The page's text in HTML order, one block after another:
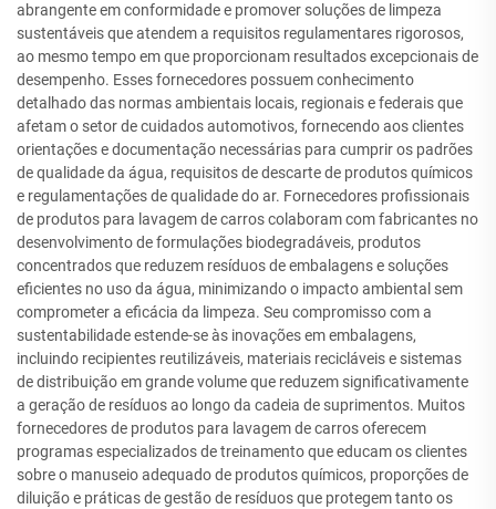
abrangente em conformidade e promover soluções de limpeza
sustentáveis que atendem a requisitos regulamentares rigorosos,
ao mesmo tempo em que proporcionam resultados excepcionais de
desempenho. Esses fornecedores possuem conhecimento
detalhado das normas ambientais locais, regionais e federais que
afetam o setor de cuidados automotivos, fornecendo aos clientes
orientações e documentação necessárias para cumprir os padrões
de qualidade da água, requisitos de descarte de produtos químicos
e regulamentações de qualidade do ar. Fornecedores profissionais
de produtos para lavagem de carros colaboram com fabricantes no
desenvolvimento de formulações biodegradáveis, produtos
concentrados que reduzem resíduos de embalagens e soluções
eficientes no uso da água, minimizando o impacto ambiental sem
comprometer a eficácia da limpeza. Seu compromisso com a
sustentabilidade estende-se às inovações em embalagens,
incluindo recipientes reutilizáveis, materiais recicláveis e sistemas
de distribuição em grande volume que reduzem significativamente
a geração de resíduos ao longo da cadeia de suprimentos. Muitos
fornecedores de produtos para lavagem de carros oferecem
programas especializados de treinamento que educam os clientes
sobre o manuseio adequado de produtos químicos, proporções de
diluição e práticas de gestão de resíduos que protegem tanto os